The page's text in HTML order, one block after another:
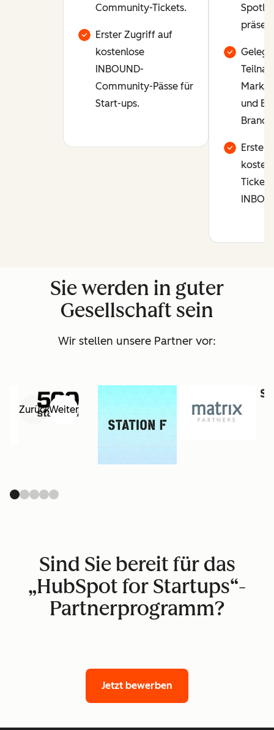
Community-Tickets.
Erster Zugriff auf
kostenlose
INBOUND-
Community-Pässe für
Start-ups.
und
Erster
Sie werden in guter
Gesellschaft sein
Wir stellen unsere Partner vor:
ZurückWeiter
Sind Sie bereit für das
„HubSpot for Startups“-
Partnerprogramm?
Jetzt bewerben